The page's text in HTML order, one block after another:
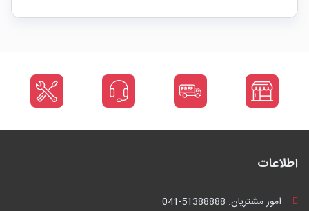
اطلاعات
امور مشتریان: 041-51388888